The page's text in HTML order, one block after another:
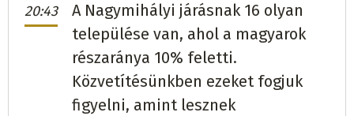
20:43
A Nagymihályi járásnak 16 olyan
települése van, ahol a magyarok
részaránya 10% feletti.
Közvetítésünkben ezeket fogjuk
figyelni, amint lesznek